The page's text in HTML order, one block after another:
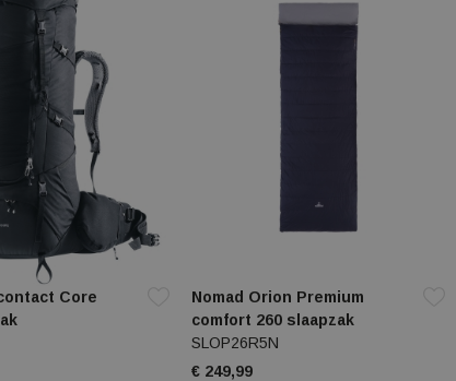
Core
Nomad Orion Premium
comfort 260 slaapzak
SLOP26R5N
€ 249,99